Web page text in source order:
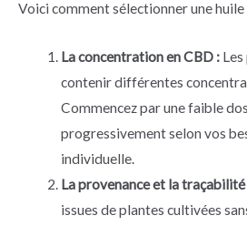
Voici comment sélectionner une
La concentration en CBD :Les
contenir différentes
Commencez par une faible
progressivement selon vos
individuelle.
La provenance et la traçabilité
issues de plantes cultivées